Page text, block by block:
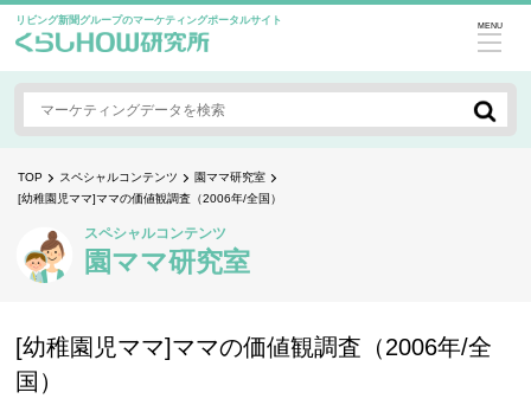
リビング新聞グループのマーケティングポータルサイト MENU
TOP スペシャルコンテンツ
園ママ研究室
[幼稚園児ママ]ママの価値観調査（2006年/全国）
スペシャルコンテンツ
園ママ研究室
[幼稚園児ママ]ママの価値観調査（2006年/全
国）